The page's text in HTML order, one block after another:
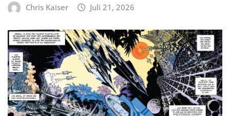
Chris Kaiser Juli 21, 2026